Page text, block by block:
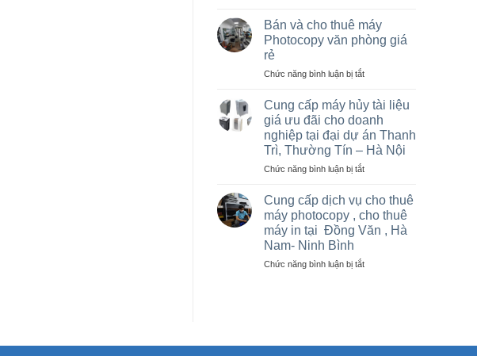
giá
rẻ
cho
thầu
vận
động
olympic
ở
thanh
trì
thường
tín
máy
photo
tại
Trì,
Thọ
và
các
khu
công
nghiệp
Bán và cho thuê máy
Photocopy văn phòng giá
rẻ
Chức năng bình luận bị tắtở
cho
thuê
máy
Photocopy
văn
giá
rẻ
Cung cấp máy hủy tài liệu
giá ưu đãi cho doanh
nghiệp tại đại dự án Thanh
Trì, Thường Tín – Hà Nội
Chức năng bình luận bị tắtở
cấp
máy
hủy
tài
giá
Cung cấp dịch vụ cho thuê
máy photocopy , cho thuê
máy in tại Đồng Văn , Hà
Nam- Ninh Bình
Chức năng bình luận bị tắtở
thuê